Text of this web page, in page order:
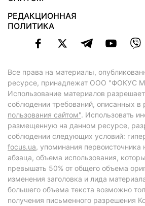
РЕДАКЦИОННАЯ
ПОЛИТИКА
Все права на материалы,
ресурсе, принадлежат ООО "ФОКУС
Использование материалов
соблюдении требований, описанных в
пользования сайтом". Использовать
размещенную на данном ресурсе,
соблюдении следующих условий:
focus.ua, упоминания первоисточника
абзаца, объема использования,
превышать 50% от общего объема
изменения заголовка и лида
большего объема текста возможно
получения письменного разрешения